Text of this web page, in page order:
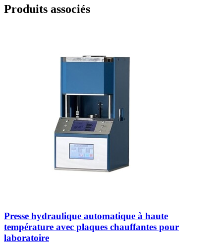
Produits associés
Presse hydraulique automatique à haute
température avec plaques chauffantes pour
laboratoire